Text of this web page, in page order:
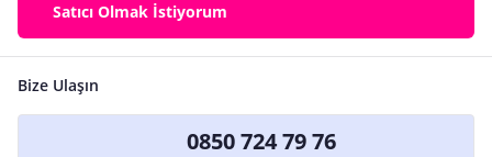
Satıcı Olmak İstiyorum
Bize Ulaşın
0850 724 79 76